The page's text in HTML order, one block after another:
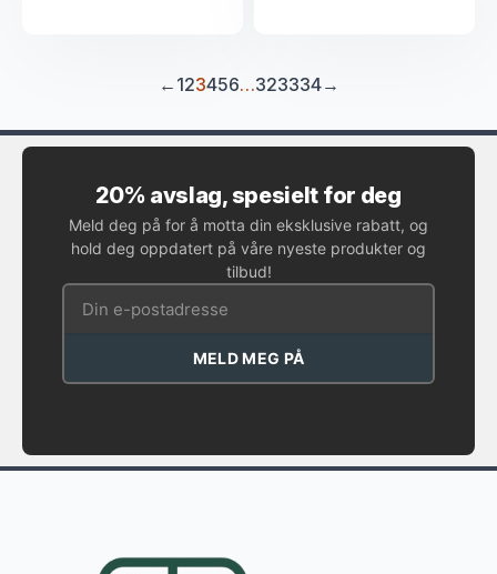
← 123456…323334→
20% avslag, spesielt for deg
Meld deg på for å motta din eksklusive rabatt, og
hold deg oppdatert på våre nyeste produkter og
tilbud!
MELD MEG PÅ